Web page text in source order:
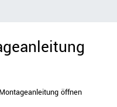
Montageanleitung öffnen